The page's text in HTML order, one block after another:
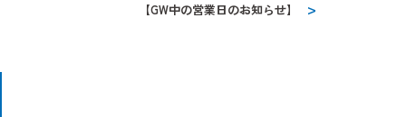
【GW中の営業日のお知らせ】